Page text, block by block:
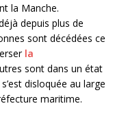
la Manche.
depuis plus de
sont décédées ce
la
sont dans un état
disloquée au large
maritime.